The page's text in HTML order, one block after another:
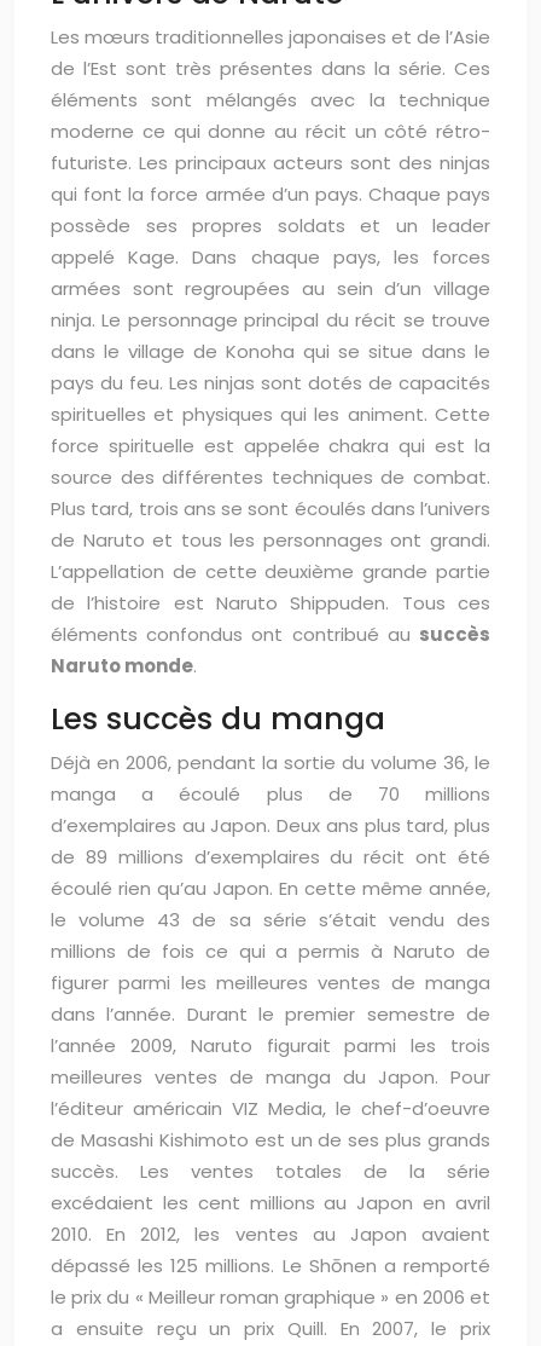
Les mœurs traditionnelles japonaises et de l’Asie
de l’Est sont très présentes dans la série. Ces
éléments sont mélangés avec la technique
moderne ce qui donne au récit un côté rétro-
futuriste. Les principaux acteurs sont des ninjas
qui font la force armée d’un pays. Chaque pays
possède ses propres soldats et un leader
appelé Kage. Dans chaque pays, les forces
armées sont regroupées au sein d’un village
ninja. Le personnage principal du récit se trouve
dans le village de Konoha qui se situe dans le
pays du feu. Les ninjas sont dotés de capacités
spirituelles et physiques qui les animent. Cette
force spirituelle est appelée chakra qui est la
source des différentes techniques de combat.
Plus tard, trois ans se sont écoulés dans l’univers
de Naruto et tous les personnages ont grandi.
L’appellation de cette deuxième grande partie
de l’histoire est Naruto Shippuden. Tous ces
éléments confondus ont contribué au succès
Naruto monde.
Les succès du manga
Déjà en 2006, pendant la sortie du volume 36, le
manga a écoulé plus de 70 millions
d’exemplaires au Japon. Deux ans plus tard, plus
de 89 millions d’exemplaires du récit ont été
écoulé rien qu’au Japon. En cette même année,
le volume 43 de sa série s’était vendu des
millions de fois ce qui a permis à Naruto de
figurer parmi les meilleures ventes de manga
dans l’année. Durant le premier semestre de
l’année 2009, Naruto figurait parmi les trois
meilleures ventes de manga du Japon. Pour
l’éditeur américain VIZ Media, le chef-d’oeuvre
de Masashi Kishimoto est un de ses plus grands
succès. Les ventes totales de la série
excédaient les cent millions au Japon en avril
2010. En 2012, les ventes au Japon avaient
dépassé les 125 millions. Le Shōnen a remporté
le prix du « Meilleur roman graphique » en 2006 et
a ensuite reçu un prix Quill. En 2007, le prix